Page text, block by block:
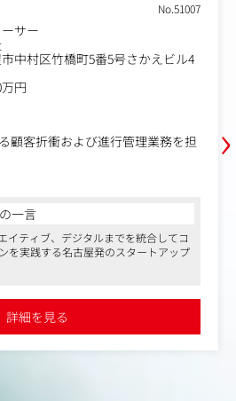
No.51007
サー
中村区竹橋町5番5号さかえビル4
円
顧客折衝および進行管理業務を担
からの案件獲得がほとんどです。
案件における窓口として、クライ
ら携わっていただきます。社内の
ら提案内容をまとめ、案件受注に
スタッフのディレクションも大き
作スタッフとの打ち合わせやクオ
一言
ティブ、デジタルまでを統合してコ
を実践する名古屋発のスタートアップ
の相談にも応じていただけるなど、柔
す。また、代表がPTA会長を務めてい
親御さんへの理解が深く、「PTA役員
な休暇制度も導入しています。
詳細を見る
›